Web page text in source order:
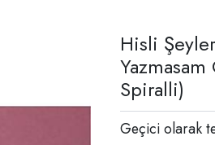
Hisli
Spiralli)
Geçici olarak